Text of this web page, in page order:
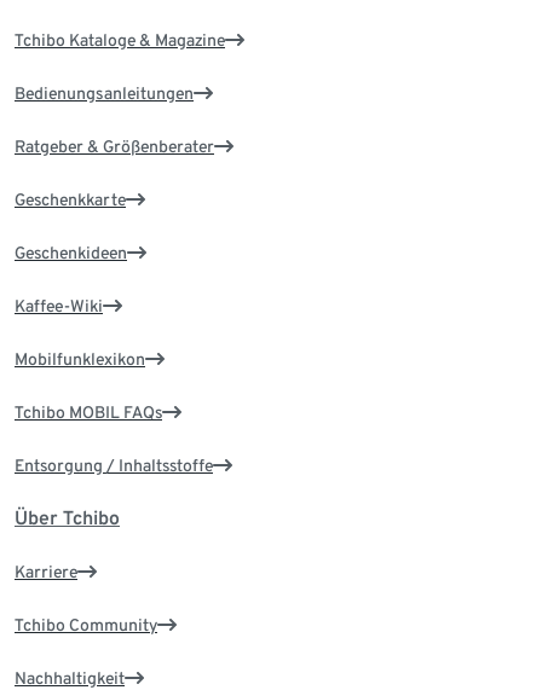
Tchibo Kataloge & Magazine
Bedienungsanleitungen
Ratgeber & Größenberater
Geschenkkarte
Geschenkideen
Kaffee-Wiki
Mobilfunklexikon
Tchibo MOBIL FAQs
Entsorgung / Inhaltsstoffe
Über Tchibo
Karriere
Tchibo Community
Nachhaltigkeit